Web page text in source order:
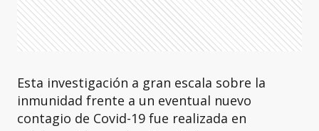
Esta investigación a gran escala sobre la
inmunidad frente a un eventual nuevo
contagio de Covid-19 fue realizada en